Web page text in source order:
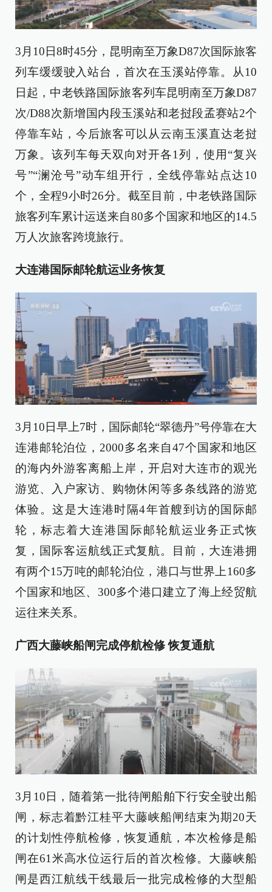
3月10日8时45分，昆明南至万象D87次国际旅客
列车缓缓驶入站台，首次在玉溪站停靠。从10
日起，中老铁路国际旅客列车昆明南至万象D87
次/D88次新增国内段玉溪站和老挝段孟赛站2个
停靠车站，今后旅客可以从云南玉溪直达老挝
万象。该列车每天双向对开各1列，使用“复兴
号”“澜沧号”动车组开行，全线停靠站点达10
个，全程9小时26分。截至目前，中老铁路国际
旅客列车累计运送来自80多个国家和地区的14.5
万人次旅客跨境旅行。
大连港国际邮轮航运业务恢复
3月10日早上7时，国际邮轮“翠德丹”号停靠在大
连港邮轮泊位，2000多名来自47个国家和地区
的海内外游客离船上岸，开启对大连市的观光
游览、入户家访、购物休闲等多条线路的游览
体验。这是大连港时隔4年首艘到访的国际邮
轮，标志着大连港国际邮轮航运业务正式恢
复，国际客运航线正式复航。目前，大连港拥
有两个15万吨的邮轮泊位，港口与世界上160多
个国家和地区、300多个港口建立了海上经贸航
运往来关系。
广西大藤峡船闸完成停航检修 恢复通航
3月10日，随着第一批待闸船舶下行安全驶出船
闸，标志着黔江桂平大藤峡船闸结束为期20天
的计划性停航检修，恢复通航，本次检修是船
闸在61米高水位运行后的首次检修。大藤峡船
闸是西江航线干线最后一批完成检修的大型船